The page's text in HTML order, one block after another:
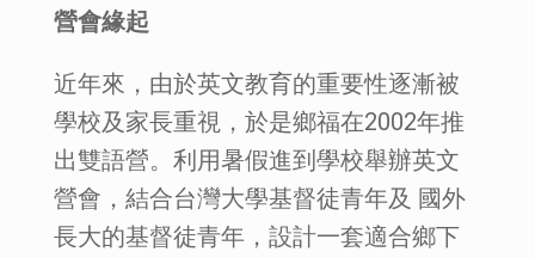
營會緣起
近年來，由於英文教育的重要性逐漸被
學校及家長重視，於是鄉福在2002年推
出雙語營。利用暑假進到學校舉辦英文
營會，結合台灣大學基督徒青年及 國外
長大的基督徒青年，設計一套適合鄉下